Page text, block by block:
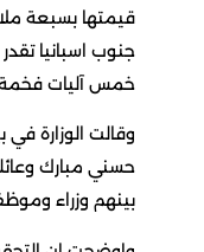
قيمتها بسبعة
جنوب اسبانيا تقدر
خمس آليات فخمة.
وقالت الوزارة في
حسني مبارك
بينهم وزراء